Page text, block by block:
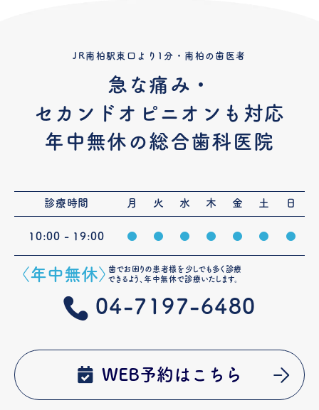
JR南柏駅東口より1分・南柏の歯医者
急な痛み・
セカンドオピニオンも対応
年中無休の総合歯科医院
診療時間 月 火 水 木 金 土 日
10:00 - 19:00 ● ● ● ● ● ● ●
〈年中無休〉 歯でお困りの患者様を少しでも多く診療
できるよう、年中無休で診療いたします。
04-7197-6480
WEB予約はこちら